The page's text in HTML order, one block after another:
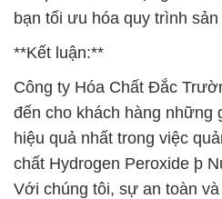
bạn tối ưu hóa quy trình
**Kết luận:**
Công ty Hóa Chất Đắc
đến cho khách hàng những
hiệu quả nhất trong việc
chất Hydrogen Peroxide þ
Với chúng tôi, sự an toàn